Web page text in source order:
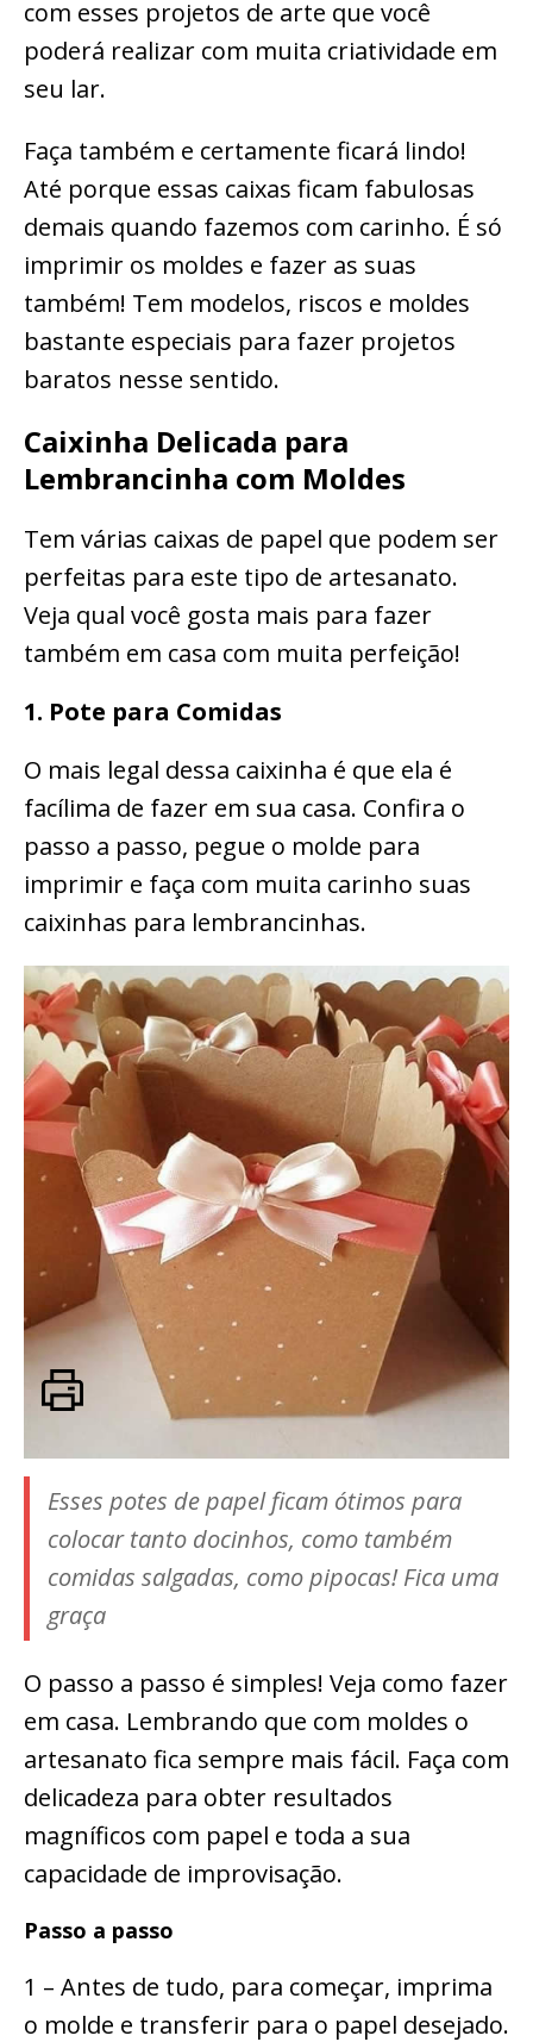
com esses projetos de arte que você
poderá realizar com muita criatividade em
seu lar.
Faça também e certamente ficará lindo!
Até porque essas caixas ficam fabulosas
demais quando fazemos com carinho. É só
imprimir os moldes e fazer as suas
também! Tem modelos, riscos e moldes
bastante especiais para fazer projetos
baratos nesse sentido.
Caixinha Delicada para
Lembrancinha com Moldes
Tem várias caixas de papel que podem ser
perfeitas para este tipo de artesanato.
Veja qual você gosta mais para fazer
também em casa com muita perfeição!
1. Pote para Comidas
O mais legal dessa caixinha é que ela é
facílima de fazer em sua casa. Confira o
passo a passo, pegue o molde para
imprimir e faça com muita carinho suas
caixinhas para lembrancinhas.
Esses potes de papel ficam ótimos para
colocar tanto docinhos, como também
comidas salgadas, como pipocas! Fica uma
graça
O passo a passo é simples! Veja como fazer
em casa. Lembrando que com moldes o
artesanato fica sempre mais fácil. Faça com
delicadeza para obter resultados
magníficos com papel e toda a sua
capacidade de improvisação.
Passo a passo
1 – Antes de tudo, para começar, imprima
o molde e transferir para o papel desejado.